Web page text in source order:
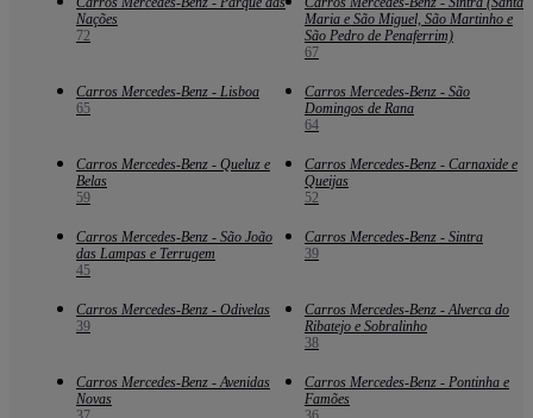
Nações
72
Maria e São Miguel, São Martinho e
São Pedro de Penaferrim)
67
Carros Mercedes-Benz - Lisboa
65
Carros Mercedes-Benz - São
Domingos de Rana
64
Carros Mercedes-Benz - Queluz e
Belas
59
Carros Mercedes-Benz - Carnaxide e
Queijas
52
Carros Mercedes-Benz - São João
das Lampas e Terrugem
45
Carros Mercedes-Benz - Sintra
39
Carros Mercedes-Benz - Odivelas
39
Carros Mercedes-Benz - Alverca do
Ribatejo e Sobralinho
38
Carros Mercedes-Benz - Avenidas
Novas
Carros Mercedes-Benz - Pontinha e
Famões